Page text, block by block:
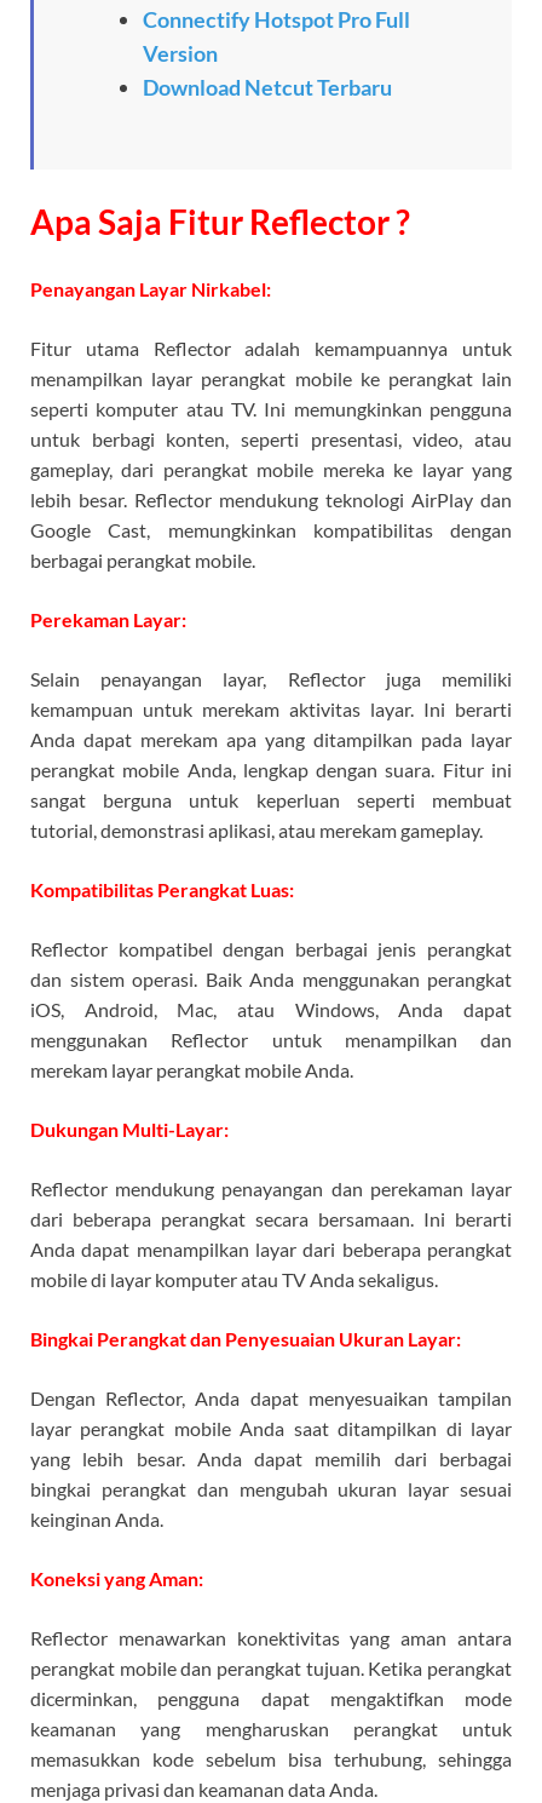
Connectify Hotspot Pro Full
Version
Download Netcut Terbaru
Apa Saja Fitur Reflector ?
Penayangan Layar Nirkabel:
Fitur utama Reflector adalah kemampuannya untuk
menampilkan layar perangkat mobile ke perangkat lain
seperti komputer atau TV. Ini memungkinkan pengguna
untuk berbagi konten, seperti presentasi, video, atau
gameplay, dari perangkat mobile mereka ke layar yang
lebih besar. Reflector mendukung teknologi AirPlay dan
Google Cast, memungkinkan kompatibilitas dengan
berbagai perangkat mobile.
Perekaman Layar:
Selain penayangan layar, Reflector juga memiliki
kemampuan untuk merekam aktivitas layar. Ini berarti
Anda dapat merekam apa yang ditampilkan pada layar
perangkat mobile Anda, lengkap dengan suara. Fitur ini
sangat berguna untuk keperluan seperti membuat
tutorial, demonstrasi aplikasi, atau merekam gameplay.
Kompatibilitas Perangkat Luas:
Reflector kompatibel dengan berbagai jenis perangkat
dan sistem operasi. Baik Anda menggunakan perangkat
iOS, Android, Mac, atau Windows, Anda dapat
menggunakan Reflector untuk menampilkan dan
merekam layar perangkat mobile Anda.
Dukungan Multi-Layar:
Reflector mendukung penayangan dan perekaman layar
dari beberapa perangkat secara bersamaan. Ini berarti
Anda dapat menampilkan layar dari beberapa perangkat
mobile di layar komputer atau TV Anda sekaligus.
Bingkai Perangkat dan Penyesuaian Ukuran Layar:
Dengan Reflector, Anda dapat menyesuaikan tampilan
layar perangkat mobile Anda saat ditampilkan di layar
yang lebih besar. Anda dapat memilih dari berbagai
bingkai perangkat dan mengubah ukuran layar sesuai
keinginan Anda.
Koneksi yang Aman:
Reflector menawarkan konektivitas yang aman antara
perangkat mobile dan perangkat tujuan. Ketika perangkat
dicerminkan, pengguna dapat mengaktifkan mode
keamanan yang mengharuskan perangkat untuk
memasukkan kode sebelum bisa terhubung, sehingga
menjaga privasi dan keamanan data Anda.